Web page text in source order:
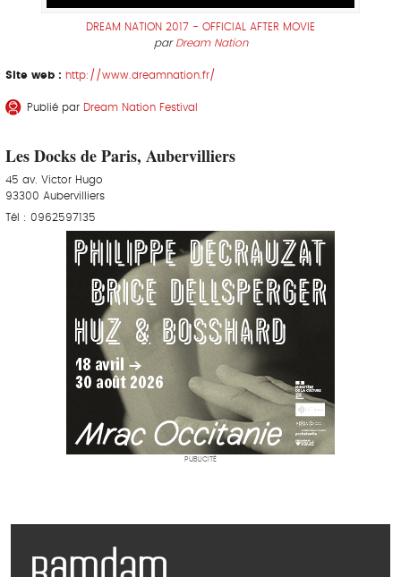
DREAM NATION 2017 - OFFICIAL AFTER MOVIE
par Dream Nation
Site web : http://www.dreamnation.fr/
Publié par Dream Nation Festival
Les Docks de Paris, Aubervilliers
45 av. Victor Hugo
93300 Aubervilliers
Tél : 0962597135
PUBLICITÉ